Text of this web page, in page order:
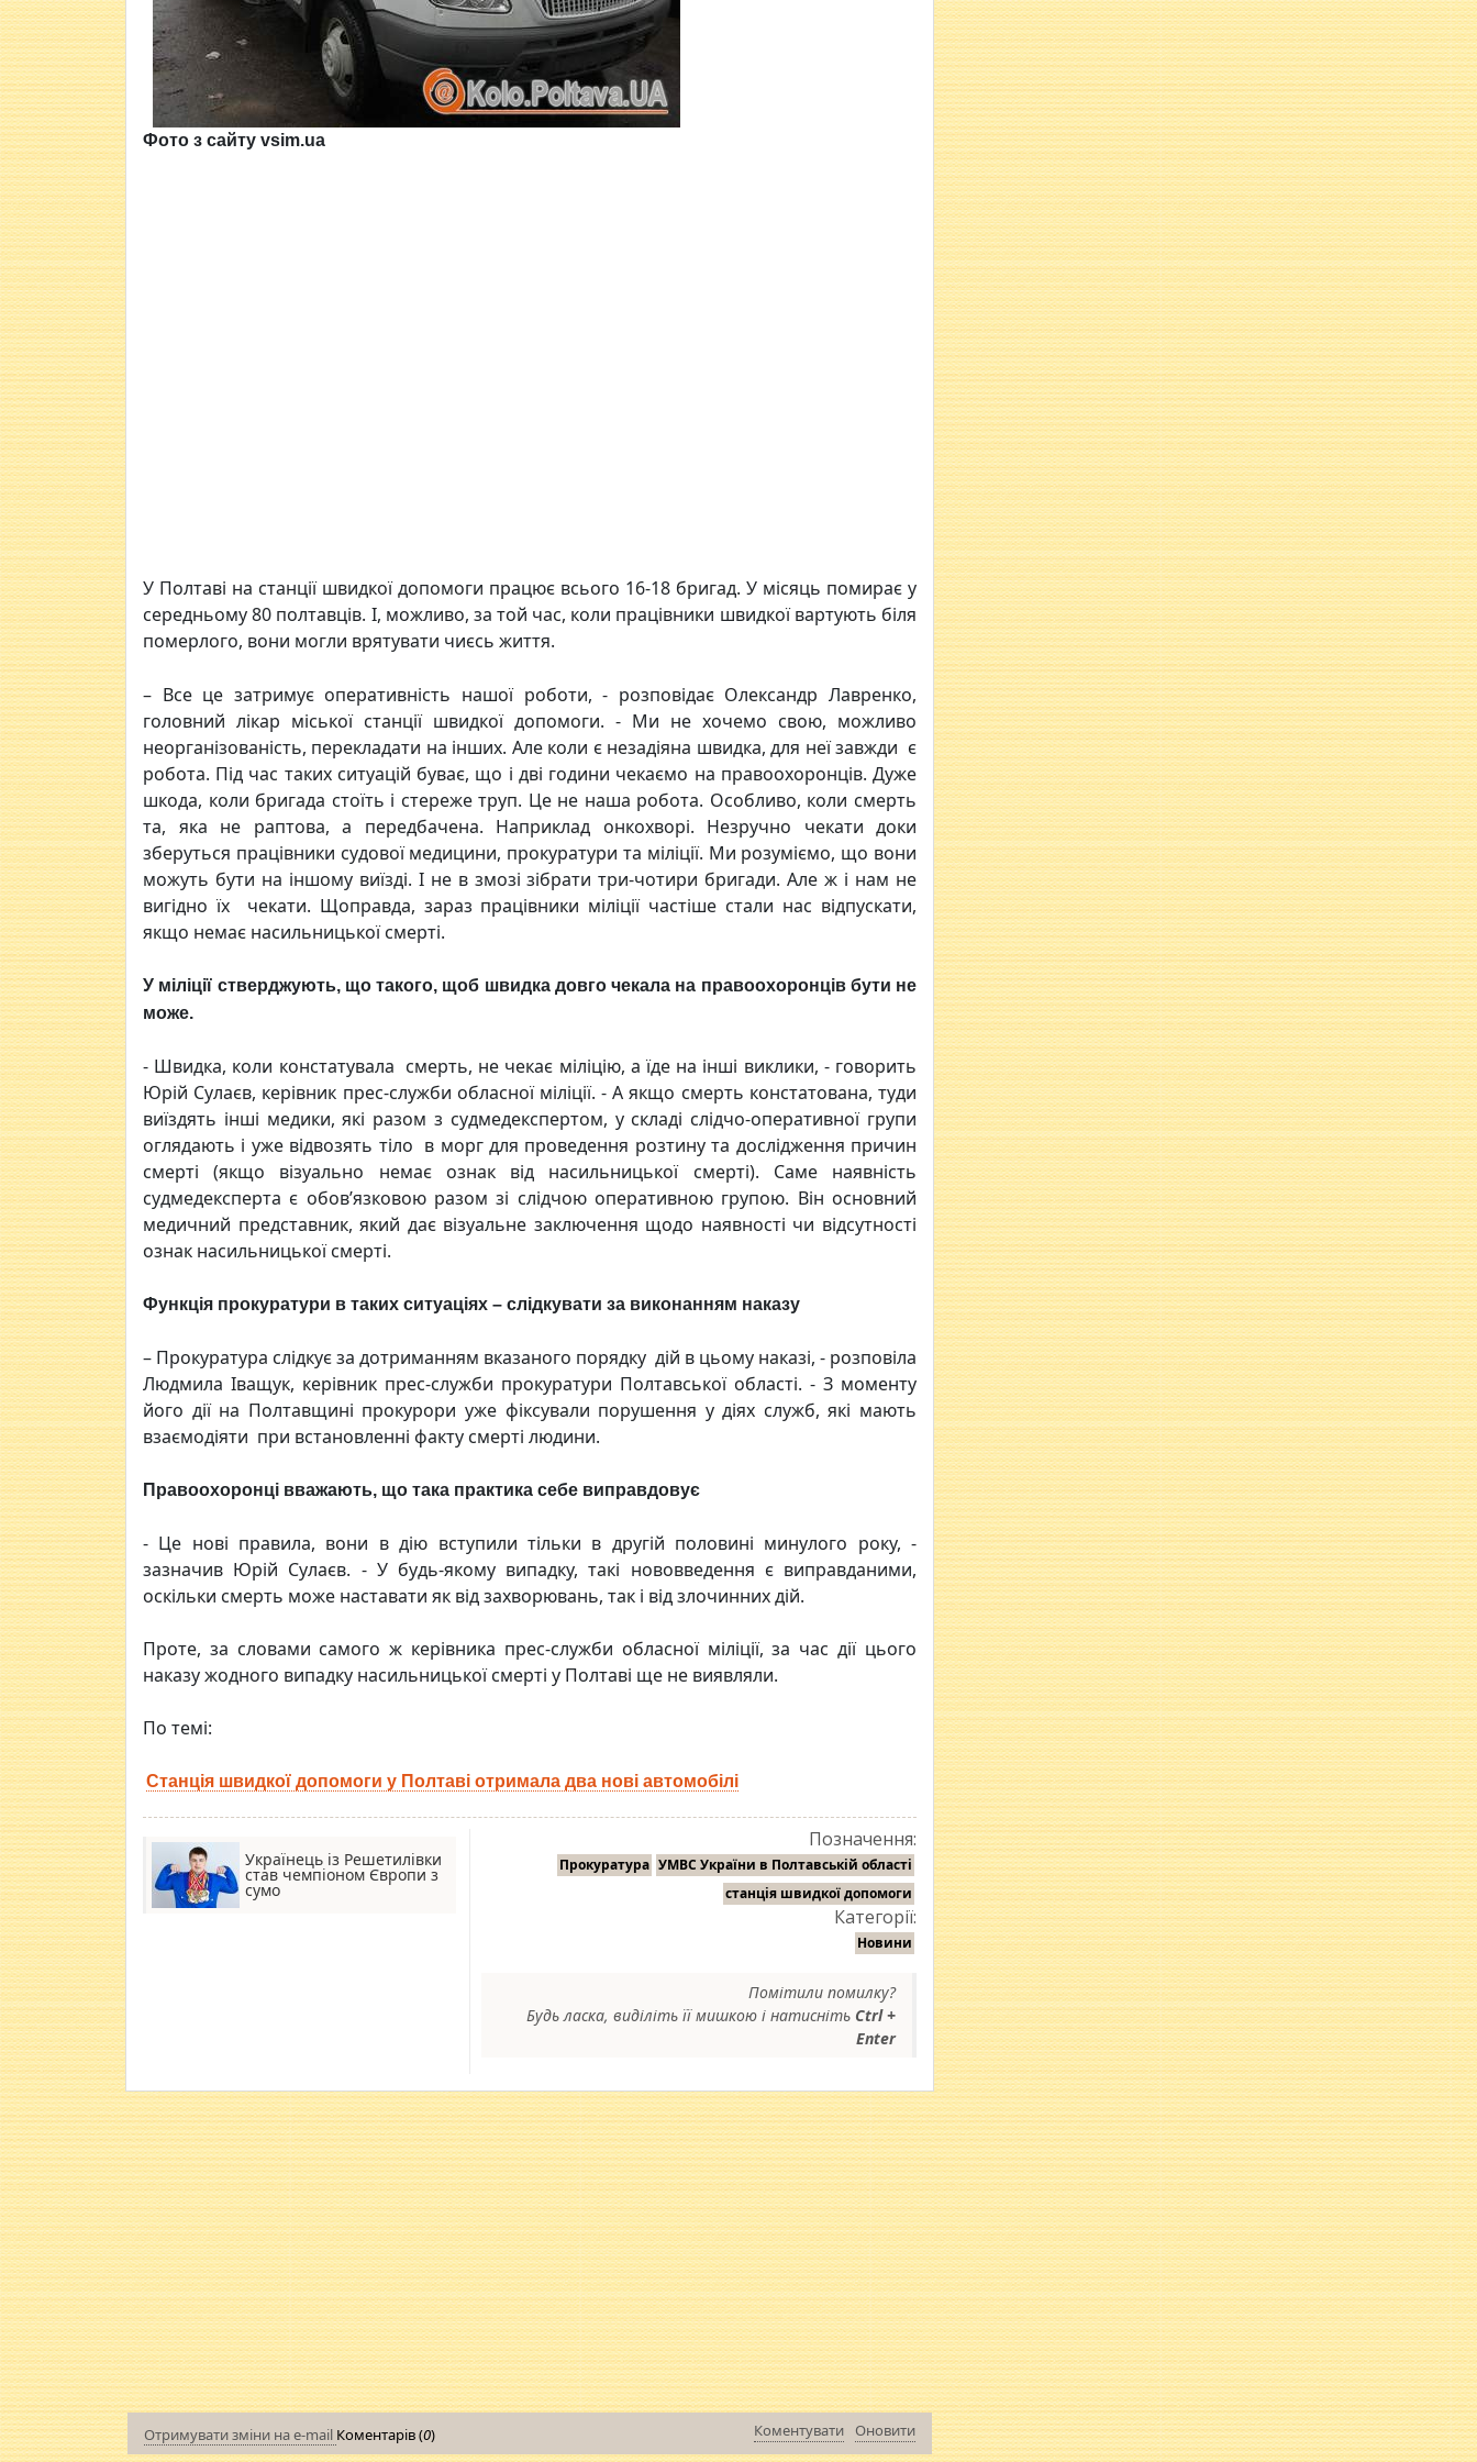
Фото з сайту vsim.ua
У Полтаві на станції швидкої допомоги працює всього 16-18 бригад. У місяць помирає у
середньому 80 полтавців. І, можливо, за той час, коли працівники швидкої вартують біля
померлого, вони могли врятувати чиєсь життя.
– Все це затримує оперативність нашої роботи, - розповідає Олександр Лавренко,
головний лікар міської станції швидкої допомоги. - Ми не хочемо свою, можливо
неорганізованість, перекладати на інших. Але коли є незадіяна швидка, для неї завжди є
робота. Під час таких ситуацій буває, що і дві години чекаємо на правоохоронців. Дуже
шкода, коли бригада стоїть і стереже труп. Це не наша робота. Особливо, коли смерть
та, яка не раптова, а передбачена. Наприклад онкохворі. Незручно чекати доки
зберуться працівники судової медицини, прокуратури та міліції. Ми розуміємо, що вони
можуть бути на іншому виїзді. І не в змозі зібрати три-чотири бригади. Але ж і нам не
вигідно їх чекати. Щоправда, зараз працівники міліції частіше стали нас відпускати,
якщо немає насильницької смерті.
У міліції стверджують, що такого, щоб швидка довго чекала на правоохоронців бути не
може.
- Швидка, коли констатувала смерть, не чекає міліцію, а їде на інші виклики, - говорить
Юрій Сулаєв, керівник прес-служби обласної міліції. - А якщо смерть констатована, туди
виїздять інші медики, які разом з судмедекспертом, у складі слідчо-оперативної групи
оглядають і уже відвозять тіло в морг для проведення розтину та дослідження причин
смерті (якщо візуально немає ознак від насильницької смерті). Саме наявність
судмедексперта є обов’язковою разом зі слідчою оперативною групою. Він основний
медичний представник, який дає візуальне заключення щодо наявності чи відсутності
ознак насильницької смерті.
Функція прокуратури в таких ситуаціях – слідкувати за виконанням наказу
– Прокуратура слідкує за дотриманням вказаного порядку дій в цьому наказі, - розповіла
Людмила Іващук, керівник прес-служби прокуратури Полтавської області. - З моменту
його дії на Полтавщині прокурори уже фіксували порушення у діях служб, які мають
взаємодіяти при встановленні факту смерті людини.
Правоохоронці вважають, що така практика себе виправдовує
- Це нові правила, вони в дію вступили тільки в другій половині минулого року, -
зазначив Юрій Сулаєв. - У будь-якому випадку, такі нововведення є виправданими,
оскільки смерть може наставати як від захворювань, так і від злочинних дій.
Проте, за словами самого ж керівника прес-служби обласної міліції, за час дії цього
наказу жодного випадку насильницької смерті у Полтаві ще не виявляли.
По темі:
Станція швидкої допомоги у Полтаві отримала два нові автомобілі
Українець із Решетилівки
став чемпіоном Європи з
сумо
Позначення:
Прокуратура УМВС України в Полтавській області
станція швидкої допомоги
Категорії:
Новини
Помітили помилку?
Будь ласка, виділіть її мишкою і натисніть Ctrl +
Enter
Отримувати зміни на e-mail Коментарів (0) Оновити
Коментувати